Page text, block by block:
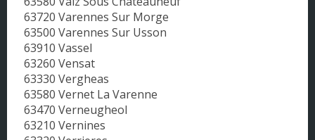
63720 Varennes Sur Morge
63500 Varennes Sur Usson
63910 Vassel
63260 Vensat
63330 Vergheas
63580 Vernet La Varenne
63470 Verneugheol
63210 Vernines